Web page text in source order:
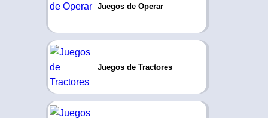
Juegos de Operar
Juegos de Tractores